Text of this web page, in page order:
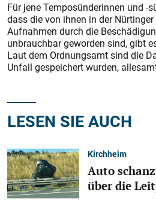
Für jene Temposünderinnen und -
dass die von ihnen in der
Aufnahmen durch die
unbrauchbar geworden sind, gibt
Laut dem Ordnungsamt sind die
Unfall gespeichert wurden,
LESEN SIE AUCH
Kirchheim
Auto
über die